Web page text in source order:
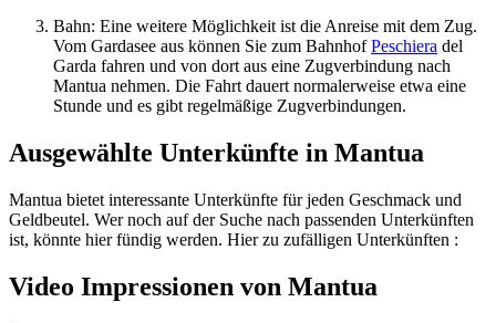
Bahn: Eine weitere Möglichkeit ist die Anreise mit dem Zug.
Vom Gardasee aus können Sie zum BahnhofPeschiera del
Garda fahren und von dort aus eine Zugverbindung nach
Mantua nehmen. Die Fahrt dauert normalerweise etwa eine
Stunde und es gibt regelmäßige Zugverbindungen.
Ausgewählte Unterkünfte in Mantua
Mantua bietet interessante Unterkünfte für jeden Geschmack und
Geldbeutel. Wer noch auf der Suche nach passenden Unterkünften
ist, könnte hier fündig werden. Hier zu zufälligen Unterkünften :
Video Impressionen von Mantua